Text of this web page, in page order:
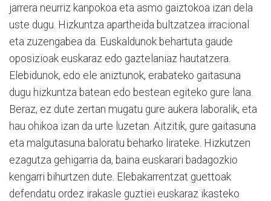
jarrera neurriz kanpokoa eta asmo gaiztokoa izan dela
uste dugu. Hizkuntza apartheida bultzatzea irracional
eta zuzengabea da. Euskaldunok behartuta gaude
oposizioak euskaraz edo gaztelaniaz hautatzera.
Elebidunok, edo ele aniztunok, erabateko gaitasuna
dugu hizkuntza batean edo bestean egiteko gure lana.
Beraz, ez dute zertan mugatu gure aukera laboralik, eta
hau ohikoa izan da urte luzetan. Aitzitik, gure gaitasuna
eta malgutasuna baloratu beharko lirateke. Hizkutzen
ezagutza gehigarria da, baina euskarari badagozkio
kengarri bihurtzen dute. Elebakarrentzat guettoak
defendatu ordez irakasle guztiei euskaraz ikasteko